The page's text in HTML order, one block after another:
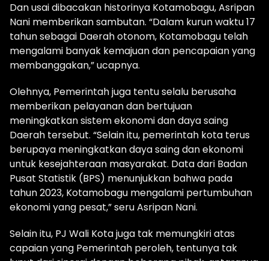
Dan usai dibacakan historinya Kotamobagu, Asripan
Nani memberikan sambutan. “Dalam kurun waktu 17
tahun sebagai Daerah otonom, Kotamobagu telah
mengalami banyak kemajuan dan pencapaian yang
membanggakan​,” ucapnya.
Olehnya, Pemerintah juga tentu selalu berusaha
memberikan pelayanan dan bertujuan
meningkatkan sistem ekonomi dan daya saing
Daerah tersebut. “Selain itu, pemerintah kota terus
berupaya meningkatkan daya saing dan ekonomi
untuk kesejahteraan masyarakat. Data dari Badan
Pusat Statistik (BPS) menunjukkan bahwa pada
tahun 2023, Kotamobagu mengalami pertumbuhan
ekonomi yang pesat​,” seru Asripan Nani.
Selain itu, PJ Wali Kota juga tak memungkiri atas
capaian yang Pemerintah peroleh, tentunya tak